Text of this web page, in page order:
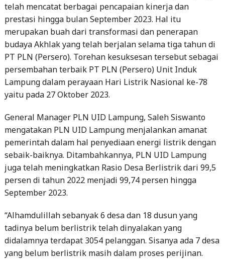
telah mencatat berbagai pencapaian kinerja dan
prestasi hingga bulan September 2023. Hal itu
merupakan buah dari transformasi dan penerapan
budaya Akhlak yang telah berjalan selama tiga tahun di
PT PLN (Persero). Torehan kesuksesan tersebut sebagai
persembahan terbaik PT PLN (Persero) Unit Induk
Lampung dalam perayaan Hari Listrik Nasional ke-78
yaitu pada 27 Oktober 2023.
General Manager PLN UID Lampung, Saleh Siswanto
mengatakan PLN UID Lampung menjalankan amanat
pemerintah dalam hal penyediaan energi listrik dengan
sebaik-baiknya. Ditambahkannya, PLN UID Lampung
juga telah meningkatkan Rasio Desa Berlistrik dari 99,5
persen di tahun 2022 menjadi 99,74 persen hingga
September 2023.
“Alhamdulillah sebanyak 6 desa dan 18 dusun yang
tadinya belum berlistrik telah dinyalakan yang
didalamnya terdapat 3054 pelanggan. Sisanya ada 7 desa
yang belum berlistrik masih dalam proses perijinan.